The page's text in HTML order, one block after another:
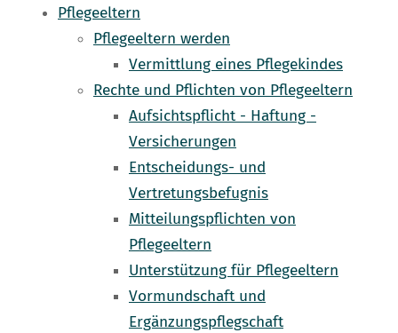
Pflegeeltern
Pflegeeltern werden
Vermittlung eines Pflegekindes
Rechte und Pflichten von Pflegeeltern
Aufsichtspflicht - Haftung -
Versicherungen
Entscheidungs- und
Vertretungsbefugnis
Mitteilungspflichten von
Pflegeeltern
Unterstützung für Pflegeeltern
Vormundschaft und
Ergänzungspflegschaft